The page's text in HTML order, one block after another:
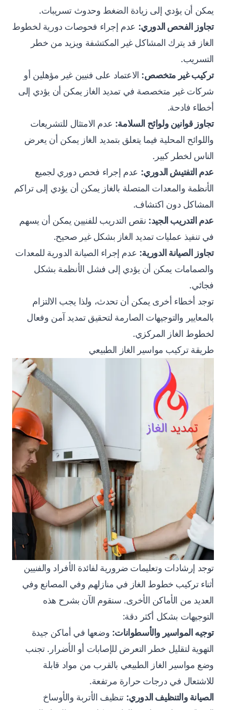
يمكن أن يؤدي إلى زيادة الضغط وحدوث تسريبات.
تجاوز الفحص الدوري: عدم إجراء فحوصات دورية لخطوط
الغاز قد يترك المشاكل غير المكتشفة ويزيد من خطر
التسريب.
تركيب غير متخصص: الاعتماد على فنيين غير مؤهلين أو
شركات غير متخصصة في تمديد الغاز يمكن أن يؤدي إلى
أخطاء فادحة.
تجاوز قوانين ولوائح السلامة: عدم الامتثال للتشريعات
واللوائح المحلية فيما يتعلق بتمديد الغاز يمكن أن يعرض
الناس لخطر كبير.
عدم التفتيش الدوري: عدم إجراء فحص دوري لجميع
الأنظمة والمعدات المتصلة بالغاز يمكن أن يؤدي إلى تراكم
المشاكل دون اكتشاف.
عدم التدريب الجيد: نقص التدريب للفنيين يمكن أن يسهم
في تنفيذ عمليات تمديد الغاز بشكل غير صحيح.
تجاوز الصيانة الدورية: عدم إجراء الصيانة الدورية للمعدات
والصمامات يمكن أن يؤدي إلى فشل الأنظمة بشكل
فجائي.
توجد أخطاء أخرى يمكن أن تحدث، ولذا يجب الالتزام
بالمعايير والتوجيهات الصارمة لتحقيق تمديد آمن وفعال
لخطوط الغاز المركزي.
طريقة تركيب مواسير الغاز الطبيعي
توجد إرشادات وتعليمات ضرورية لفائدة الأفراد والفنيين
أثناء تركيب خطوط الغاز في منازلهم وفي المصانع وفي
العديد من الأماكن الأخرى. سنقوم الآن بشرح هذه
التوجيهات بشكل أكثر دقة:
توجيه المواسير والأسطوانات: وضعها في أماكن جيدة
التهوية لتقليل خطر التعرض للإصابات أو الأضرار. تجنب
وضع مواسير الغاز الطبيعي بالقرب من مواد قابلة
للاشتعال في درجات حرارة مرتفعة.
الصيانة والتنظيف الدوري: تنظيف الأتربة والأوساخ